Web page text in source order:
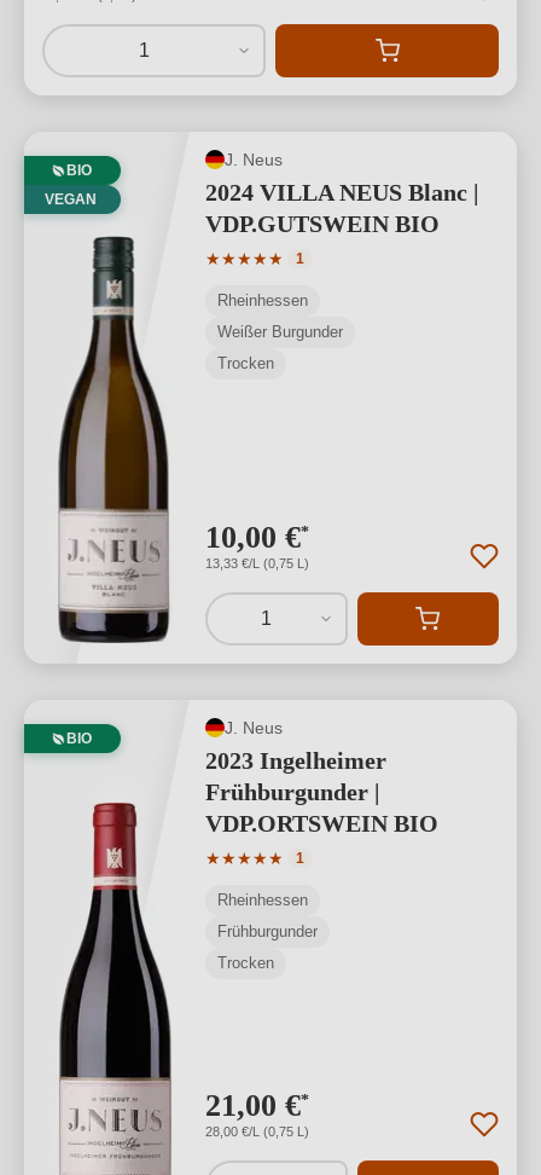
1
BIO
VEGAN
J. Neus
2024 VILLA NEUS Blanc |
VDP.GUTSWEIN BIO
★★★★★
Durchschnittliche Bewertung von 5
1
Rheinhessen
Weißer Burgunder
Trocken
10,00 €*
13,33 €/L (0,75 L)
1
BIO
J. Neus
2023 Ingelheimer
Frühburgunder |
VDP.ORTSWEIN BIO
★★★★★
Durchschnittliche Bewertung von 5
1
Rheinhessen
Frühburgunder
Trocken
21,00 €*
28,00 €/L (0,75 L)